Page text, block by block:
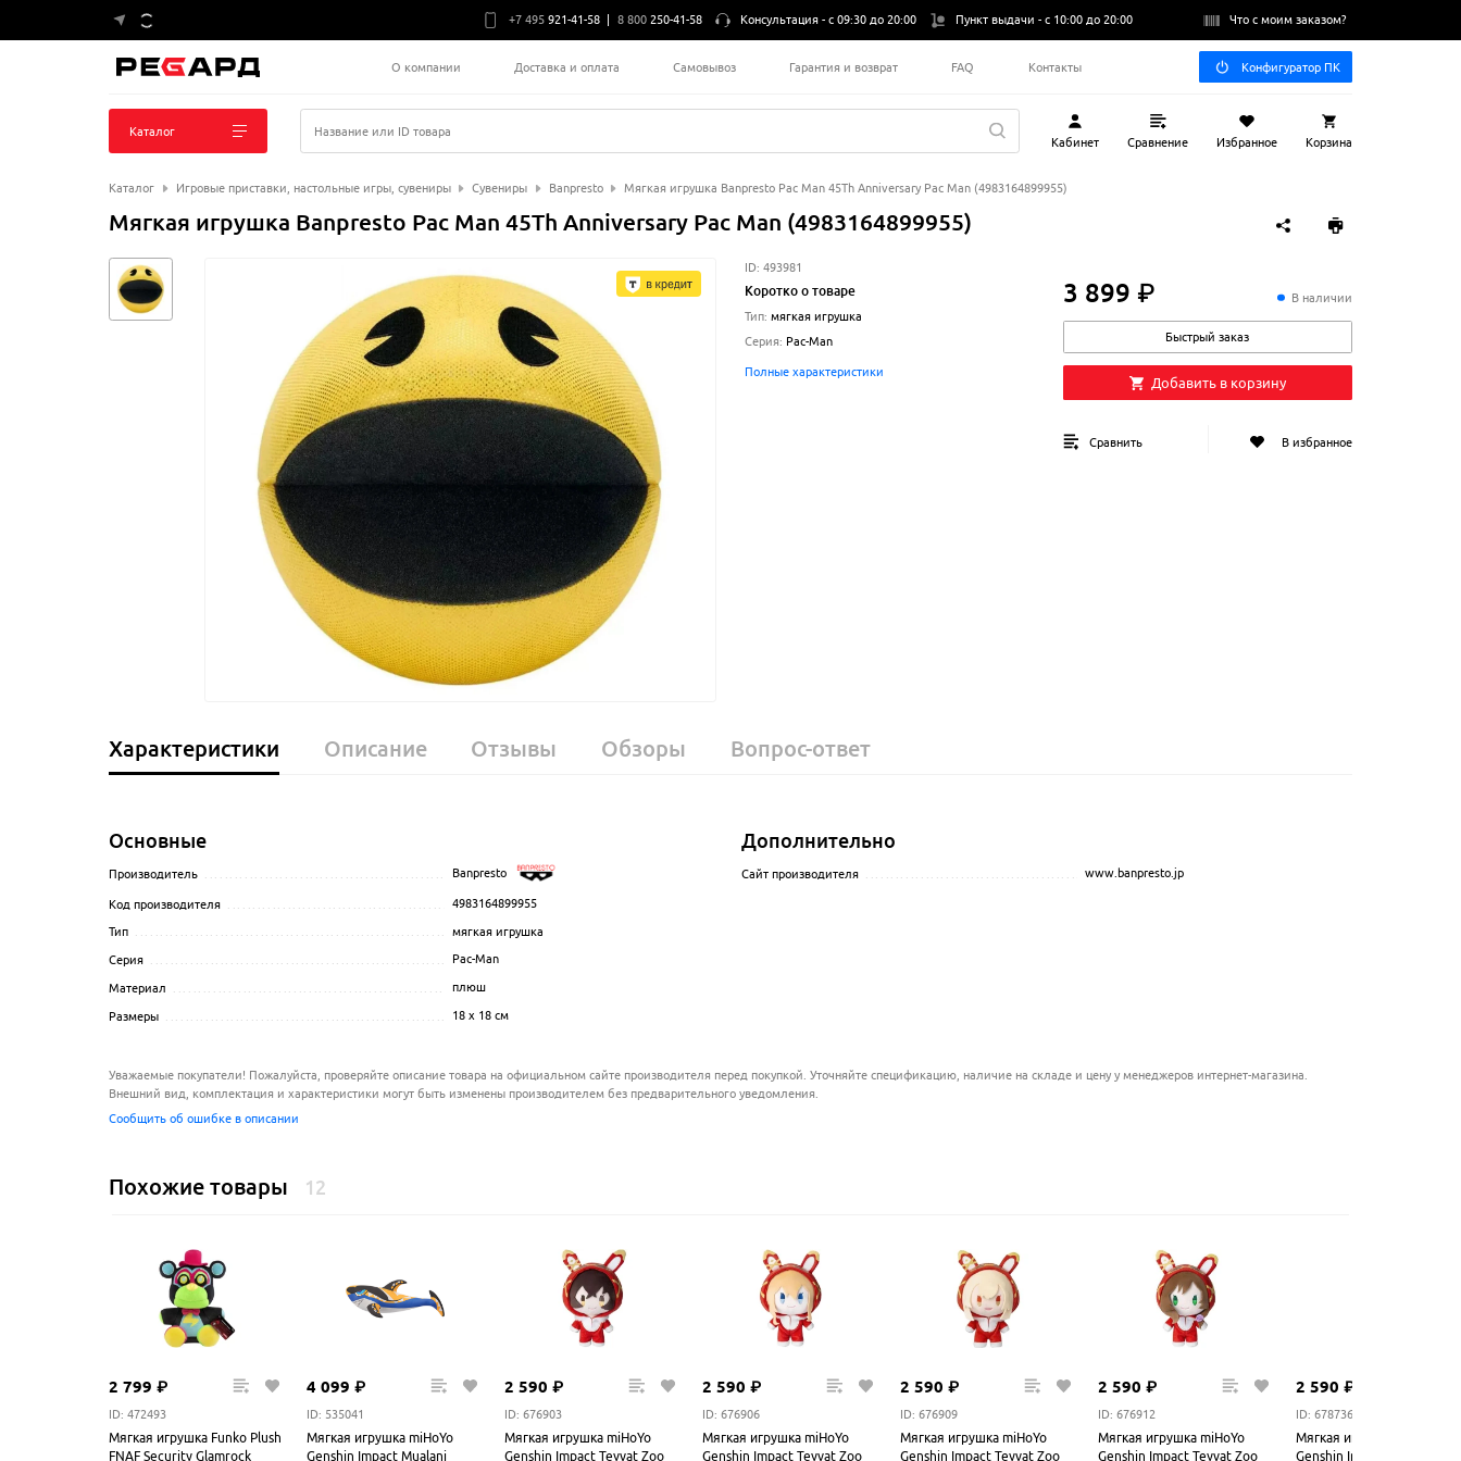
+7 495 921-41-58 8 800 250-41-58 Консультация -с 09:30 до 20:00 Пункт выдачи -с 10:00 до 20:00 Что с моим заказом?
О компании Доставка и оплата Самовывоз Гарантия и возврат FAQ Контакты Конфигуратор ПК
Каталог Название или ID товара
Кабинет Сравнение Избранное Корзина
Каталог Игровые приставки, настольные игры, сувениры Сувениры Banpresto Мягкая игрушка Banpresto Pac Man 45Th Anniversary Pac Man (4983164899955)
Мягкая игрушка Banpresto Pac Man 45Th Anniversary Pac Man (4983164899955)
ID: 493981
Коротко о товаре
Тип: мягкая игрушка
Серия: Pac-Man
Полные характеристики
3 899 ₽3 899 ₽ В наличии
Быстрый заказ
Добавить в корзину
Сравнить В избранное
Характеристики Описание Отзывы Обзоры Вопрос-ответ
Основные
Производитель ........................................................................................................................................................................................................
Banpresto
Код производителя ........................................................................................................................................................................................................
4983164899955
Тип ........................................................................................................................................................................................................
мягкая игрушка
Серия ........................................................................................................................................................................................................
Pac-Man
Материал ........................................................................................................................................................................................................
плюш
Размеры ........................................................................................................................................................................................................
18 х 18 см
Дополнительно
Сайт производителя www.banpresto.jp
Уважаемые покупатели! Пожалуйста, проверяйте описание товара на официальном сайте производителя перед покупкой. Уточняйте спецификацию, наличие на складе и цену у менеджеров интернет-магазина.
Внешний вид, комплектация и характеристики могут быть изменены производителем без предварительного уведомления.
Сообщить об ошибке в описании
Похожие товары 12
2 799 ₽
ID: 472493
Мягкая игрушка Funko Plush
FNAF Security Glamrock
4 099 ₽
ID: 535041
Мягкая игрушка miHoYo
Genshin Impact Mualani
2 590 ₽
ID: 676903
Мягкая игрушка miHoYo
Genshin Impact Teyvat Zoo
2 590 ₽
ID: 676906
Мягкая игрушка miHoYo
Genshin Impact Teyvat Zoo
2 590 ₽
ID: 676909
Мягкая игрушка miHoYo
Genshin Impact Teyvat Zoo
2 590 ₽
ID: 676912
Мягкая игрушка miHoYo
Genshin Impact Teyvat Zoo
2 590 ₽
ID: 678736
Мягкая игрушка miHoYo
Genshin Impact Teyvat Zoo